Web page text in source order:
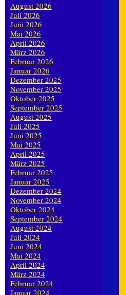
August 2026
Juli 2026
Juni 2026
Mai 2026
April 2026
März 2026
Februar 2026
Januar 2026
Dezember 2025
November 2025
Oktober 2025
September 2025
August 2025
Juli 2025
Juni 2025
Mai 2025
April 2025
März 2025
Februar 2025
Januar 2025
Dezember 2024
November 2024
Oktober 2024
September 2024
August 2024
Juli 2024
Juni 2024
Mai 2024
April 2024
März 2024
Februar 2024
Januar 2024